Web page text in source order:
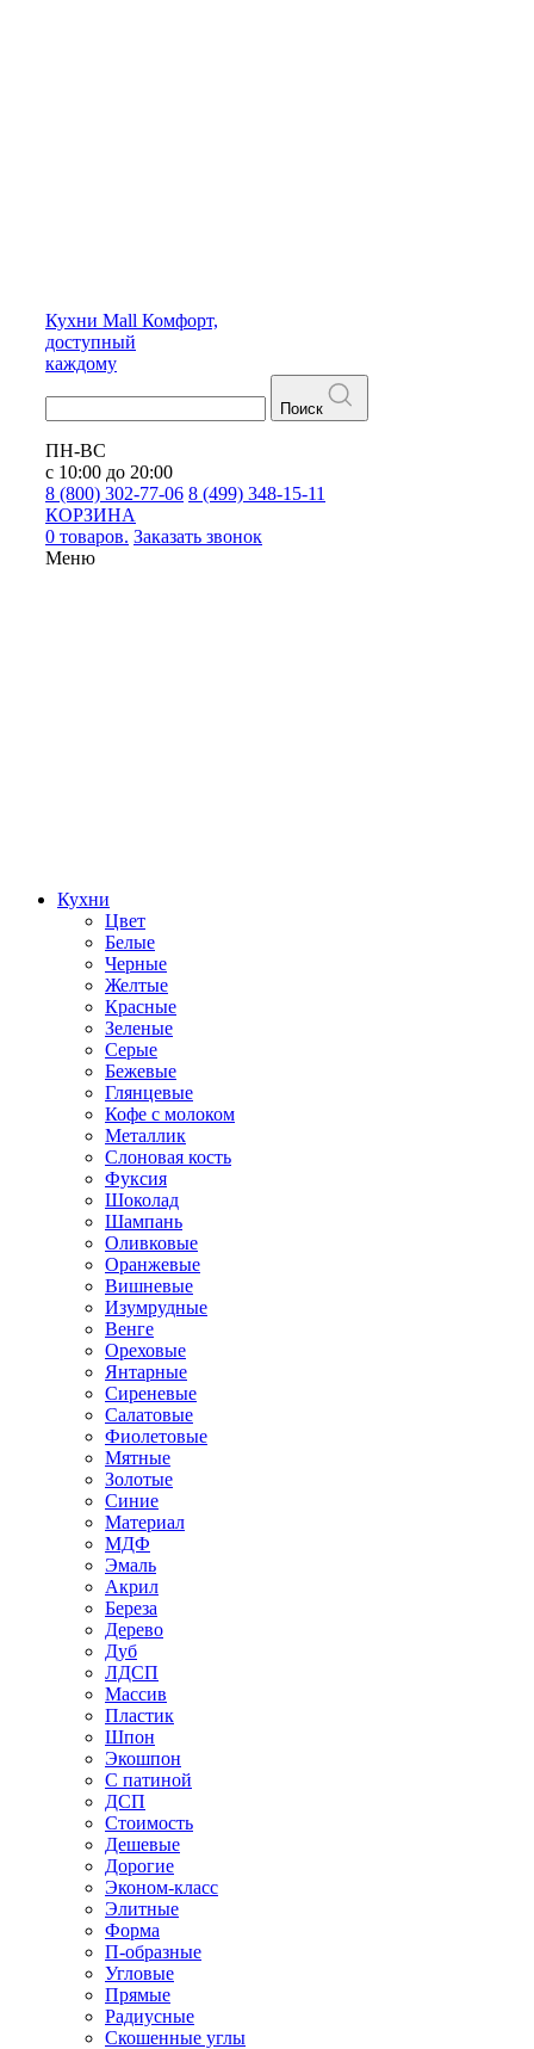
Кухни Mall Комфорт,
доступный
каждому
Поиск
ПН-ВС
с 10:00 до 20:00
8 (800) 302-77-06 8 (499) 348-15-11
КОРЗИНА
0 товаров. Заказать звонок
Меню
Кухни
Цвет
Белые
Черные
Желтые
Красные
Зеленые
Серые
Бежевые
Глянцевые
Кофе с молоком
Металлик
Слоновая кость
Фуксия
Шоколад
Шампань
Оливковые
Оранжевые
Вишневые
Изумрудные
Венге
Ореховые
Янтарные
Сиреневые
Салатовые
Фиолетовые
Мятные
Золотые
Синие
Материал
МДФ
Эмаль
Акрил
Береза
Дерево
Дуб
ЛДСП
Массив
Пластик
Шпон
Экошпон
С патиной
ДСП
Стоимость
Дешевые
Дорогие
Эконом-класс
Элитные
Форма
П-образные
Угловые
Прямые
Радиусные
Скошенные углы